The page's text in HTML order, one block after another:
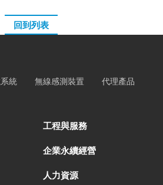
回到列表
統 無線感測裝置
代理產品
工程與服務
企業永續經營
人力資源